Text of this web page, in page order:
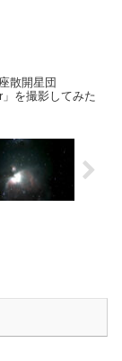
散開星団
を撮影してみた